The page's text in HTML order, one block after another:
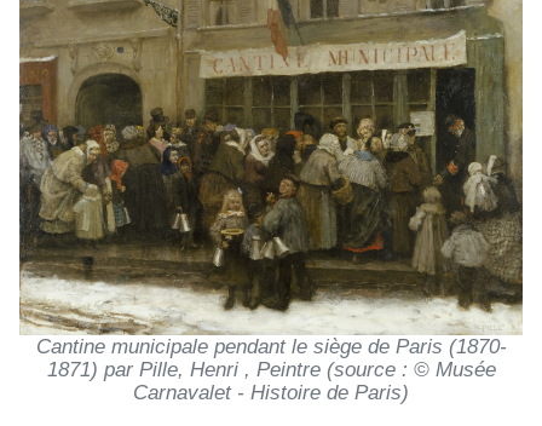
Cantine municipale pendant le siège de Paris (1870-
1871) par Pille, Henri , Peintre (source : © Musée
Carnavalet - Histoire de Paris)